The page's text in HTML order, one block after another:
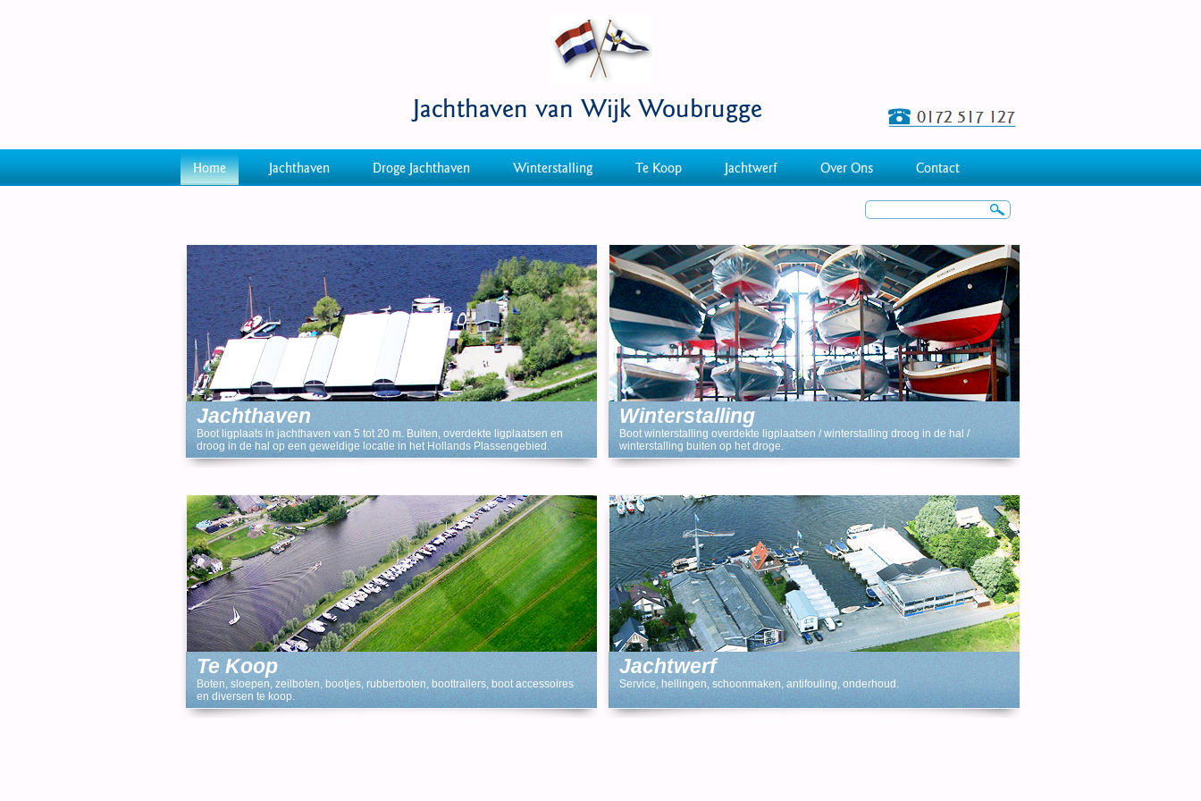
Jachthaven van Wijk Woubrugge
Home Jachthaven Droge Jachthaven Winterstalling Te Koop Jachtwerf Over Ons Contact
Jachthaven
Boot ligplaats in jachthaven van 5 tot 20 m. Buiten, overdekte ligplaatsen en
droog in de hal op een geweldige locatie in het Hollands Plassengebied.
Jachthaven Woubrugge Zuid Holland, Braassemermeer, Wijde Aa.
Winterstalling
Boot winterstalling overdekte ligplaatsen / winterstalling droog in de hal /
winterstalling buiten op het droge.
Te Koop
Boten, sloepen, zeilboten, bootjes, rubberboten, boottrailers, boot accessoires
en diversen te koop.
Jachtwerf
Service, hellingen, schoonmaken, antifouling, onderhoud.